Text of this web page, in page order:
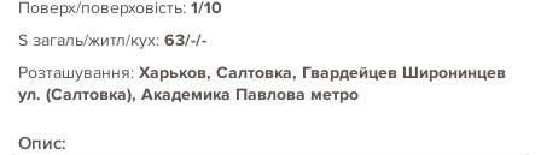
Поверх/поверховість: 1/10
S загаль/житл/кух: 63/-/-
Розташування: Харьков, Салтовка, Гвардейцев Широнинцев
ул. (Салтовка), Академика Павлова метро
Опис: